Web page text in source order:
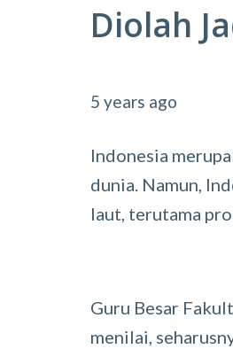
Diolah
5 years ago
Indonesia
dunia. Namun,
laut, terutama
Guru Besar
menilai,